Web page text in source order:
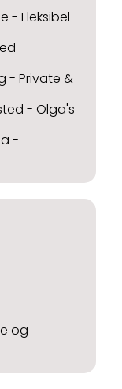
- Fleksibel
-
- Private &
- Olga's
-
og